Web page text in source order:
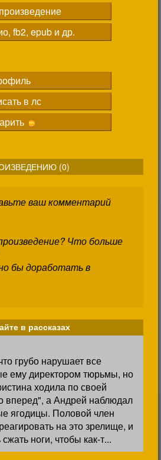
fb2, epub и др.
в лс
(0)
ваш комментарий
Что больше
бы доработать в
в рассказах
грубо нарушает все
ему директором тюрьмы, но
ходила по своей
вперед", а Андрей наблюдал
ягодицы. Половой член
на это зрелище, и
ноги, чтобы как-т...